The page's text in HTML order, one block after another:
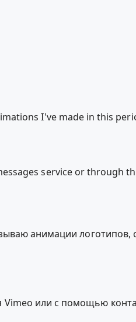
I've made in this
service or through
анимации логотипов,
Vimeo или с помощью